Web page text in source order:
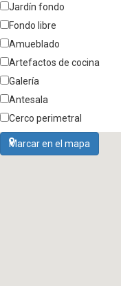
Jardín fondo
Fondo libre
Amueblado
Artefactos de cocina
Galería
Antesala
Cerco perimetral
Marcar en el mapa